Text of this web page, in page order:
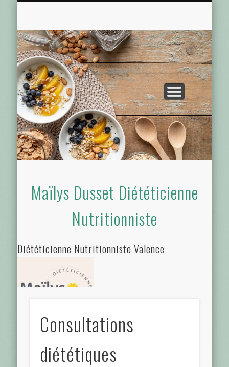
Maïlys Dusset Diététicienne
Nutritionniste
Diététicienne Nutritionniste Valence
Ardèche
Consultations
diététiques